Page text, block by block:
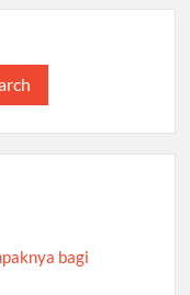
bagi